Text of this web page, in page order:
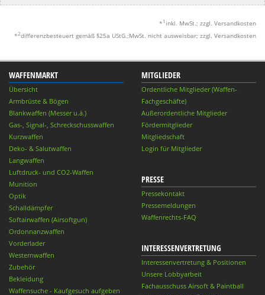
* 1 inkl. MwSt.; zzgl. Versandkosten
*2differenzbesteuert gemäß §25a UStG.;MwSt. nicht ausweisbar; zzgl. Versandkosten
WAFFENMARKT
Übersicht
Armbrüste & Bögen
Blankwaffen (Messer u.ä.)
Gas-, Signal-, Schreckschusswaffen
Kurzwaffen
Deko- & Salutwaffen
Langwaffen
Luftdruck- und CO2-Waffen
Munition
Optik
Schalldämpfer
Softairwaffen (Airsoftgun)
Ordonnanzwaffen
Vorderlader
Westernwaffen
Zubehör
Bekleidung
Waffensuche - Kaufgesuch aufgeben
MITGLIEDER
Ordentliche Mitglieder (Waffen-
Fachgeschäfte)
Außerordentliche Mitglieder
Fördermitglieder
Mitgliedschaft
Login für Mitglieder
PRESSE
Pressekontakt
Pressemeldungen
Waffenrechts-FAQ
INTERESSENVERTRETUNG
Interessenvertretung & Positionen
Unsere Lobbyarbeit
Fachausschuss Airsoft & Paintball